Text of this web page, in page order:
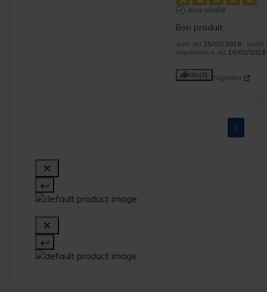
Avis vérifié
Bon produit
Avis du 25/02/2016 , suite
expérience du 16/02/2016
Utile(0) Signaler
1